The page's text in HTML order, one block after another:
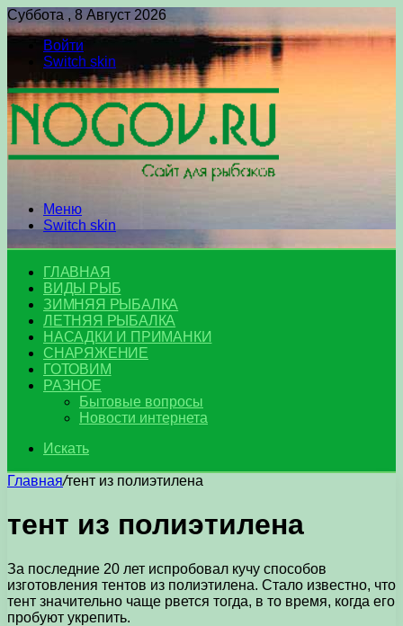
Суббота , 8 Август 2026
Войти
Switch skin
Меню
Switch skin
ГЛАВНАЯ
ВИДЫ РЫБ
ЗИМНЯЯ РЫБАЛКА
ЛЕТНЯЯ РЫБАЛКА
НАСАДКИ И ПРИМАНКИ
СНАРЯЖЕНИЕ
ГОТОВИМ
РАЗНОЕ
Бытовые вопросы
Новости интернета
Искать
Главная/тент из полиэтилена
тент из полиэтилена
За последние 20 лет испробовал кучу способов
изготовления тентов из полиэтилена. Стало известно, что
тент значительно чаще рвется тогда, в то время, когда его
пробуют укрепить.